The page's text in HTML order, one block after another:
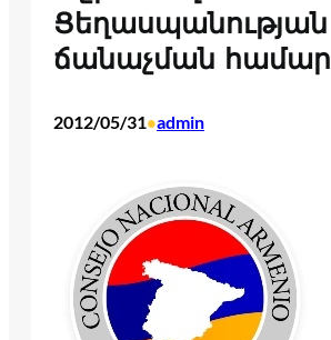
Ցեղասպանության
ճանաչման համար
2012/05/31•admin